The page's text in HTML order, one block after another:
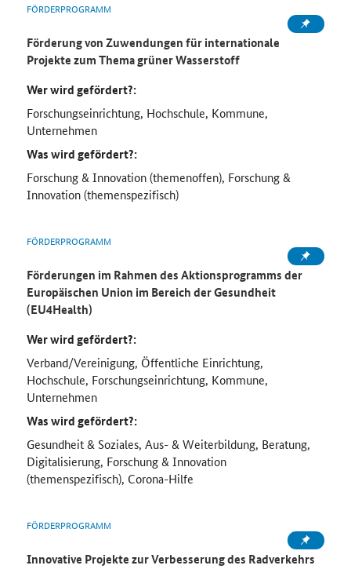
FÖRDERPROGRAMM
Förderung von Zuwendungen für internationale
Projekte zum Thema grüner Wasserstoff
Wer wird gefördert?:
Forschungseinrichtung, Hochschule, Kommune,
Unternehmen
Was wird gefördert?:
Forschung & Innovation (themenoffen), Forschung &
Innovation (themenspezifisch)
FÖRDERPROGRAMM
Förderungen im Rahmen des Aktionsprogramms der
Europäischen Union im Bereich der Gesundheit
(EU4Health)
Wer wird gefördert?:
Verband/Vereinigung, Öffentliche Einrichtung,
Hochschule, Forschungseinrichtung, Kommune,
Unternehmen
Was wird gefördert?:
Gesundheit & Soziales, Aus- & Weiterbildung, Beratung,
Digitalisierung, Forschung & Innovation
(themenspezifisch), Corona-Hilfe
FÖRDERPROGRAMM
Innovative Projekte zur Verbesserung des Radverkehrs